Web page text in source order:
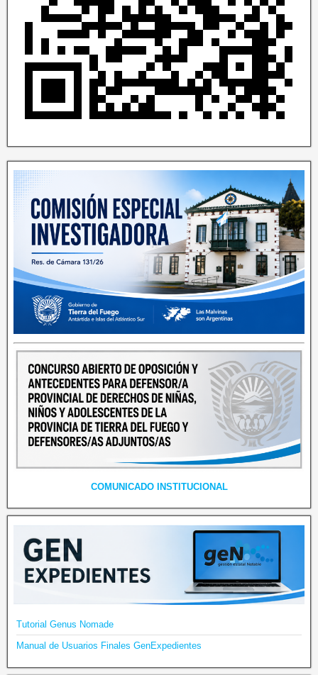
COMUNICADO INSTITUCIONAL
Tutorial Genus Nomade
Manual de Usuarios Finales GenExpedientes